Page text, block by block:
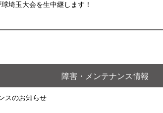
埼玉大会を生中継します！
障害・メンテナンス情報
スのお知らせ